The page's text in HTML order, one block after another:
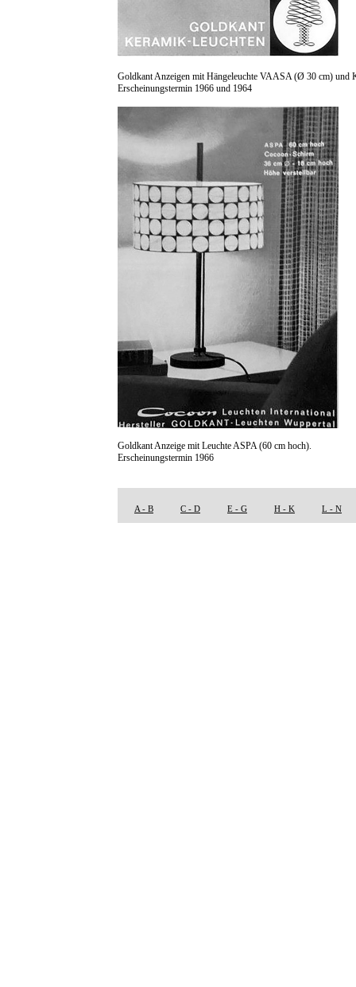
Goldkant Anzeigen mit Hängeleuchte VAASA (Ø 30 cm)
Erscheinungstermin 1966 und 1964
Goldkant Anzeige mit Leuchte ASPA (60 cm hoch).
Erscheinungstermin 1966
A - B C - D E - G H - K L - N